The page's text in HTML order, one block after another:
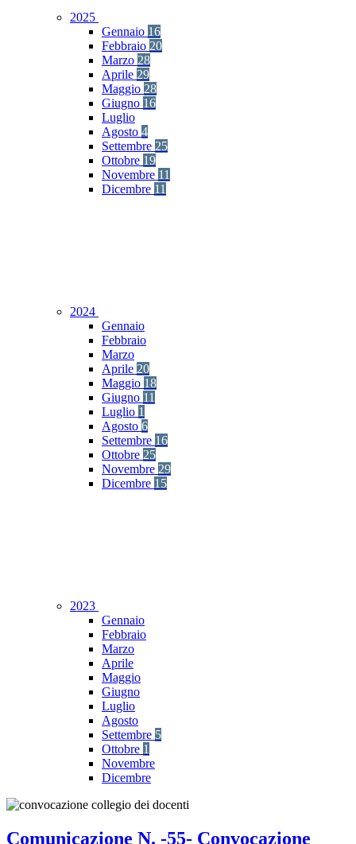
2025
Gennaio 16
Febbraio 20
Marzo 28
Aprile 29
Maggio 28
Giugno 16
Luglio
Agosto 4
Settembre 25
Ottobre 19
Novembre 11
Dicembre 11
2024
Gennaio
Febbraio
Marzo
Aprile 20
Maggio 18
Giugno 11
Luglio 1
Agosto 6
Settembre 16
Ottobre 25
Novembre 29
Dicembre 15
2023
Gennaio
Febbraio
Marzo
Aprile
Maggio
Giugno
Luglio
Agosto
Settembre 5
Ottobre 1
Novembre
Dicembre
Comunicazione N. -55- Convocazione